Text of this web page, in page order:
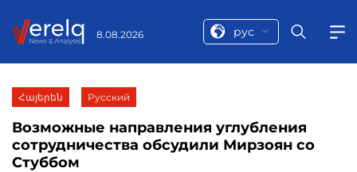
8.08.2026 рус
Հայերեն Русский
Возможные направления углубления
сотрудничества обсудили Мирзоян со
Стуббом